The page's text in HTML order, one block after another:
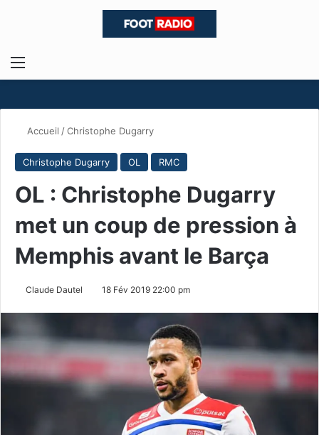
Menu
Accueil /Christophe Dugarry
Christophe Dugarry OL RMC
OL : Christophe Dugarry
met un coup de pression à
Memphis avant le Barça
Claude Dautel 18 Fév 2019 22:00 pm